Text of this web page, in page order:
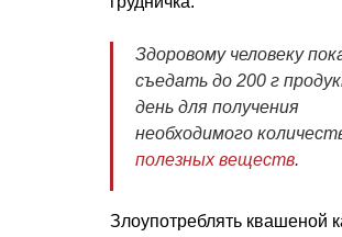
Здоровому человеку
съедать до 200 г
день для получения
необходимого
полезных веществ.
Злоупотреблять квашеной